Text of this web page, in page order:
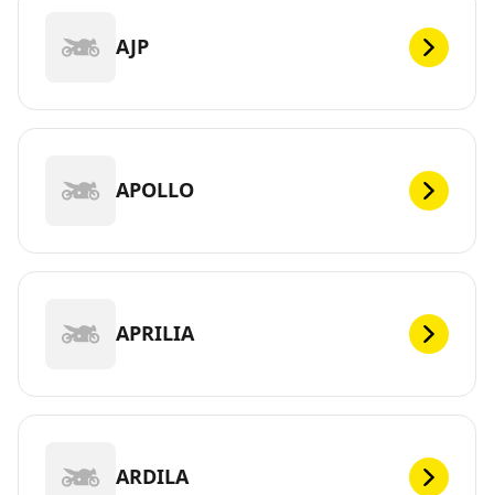
AJP
APOLLO
APRILIA
ARDILA